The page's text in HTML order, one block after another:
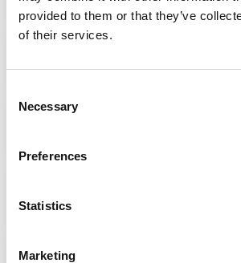
provided to them or that they’ve
of their services.
Selection
Necessary
Preferences
Statistics
Marketing